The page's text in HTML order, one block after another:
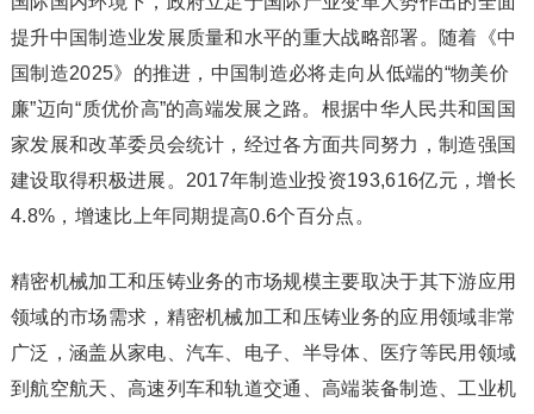
提升中国制造业发展质量和水平的重大战略部署。随着《中
国制造2025》的推进，中国制造必将走向从低端的“物美价
廉”迈向“质优价高”的高端发展之路。根据中华人民共和国国
家发展和改革委员会统计，经过各方面共同努力，制造强国
建设取得积极进展。2017年制造业投资193,616亿元，增长
4.8%，增速比上年同期提高0.6个百分点。
精密机械加工和压铸业务的市场规模主要取决于其下游应用
领域的市场需求，精密机械加工和压铸业务的应用领域非常
广泛，涵盖从家电、汽车、电子、半导体、医疗等民用领域
到航空航天、高速列车和轨道交通、高端装备制造、工业机